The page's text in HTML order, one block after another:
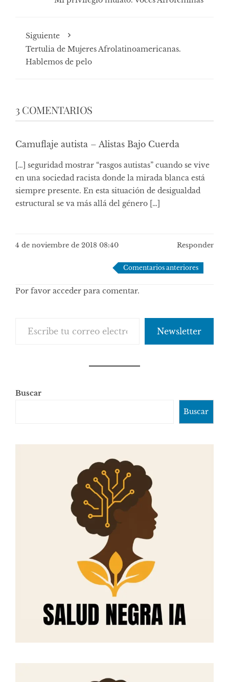
Siguiente
Tertulia de Mujeres Afrolatinoamericanas.
Hablemos de pelo
3 COMENTARIOS
Camuflaje autista – Alistas Bajo Cuerda
[…] seguridad mostrar “rasgos autistas” cuando se vive
en una sociedad racista donde la mirada blanca está
siempre presente. En esta situación de desigualdad
estructural se va más allá del género […]
4 de noviembre de 2018 08:40 Responder
comentarios
Comentarios anteriores
Por favor acceder para comentar.
Newsletter
Buscar
Buscar